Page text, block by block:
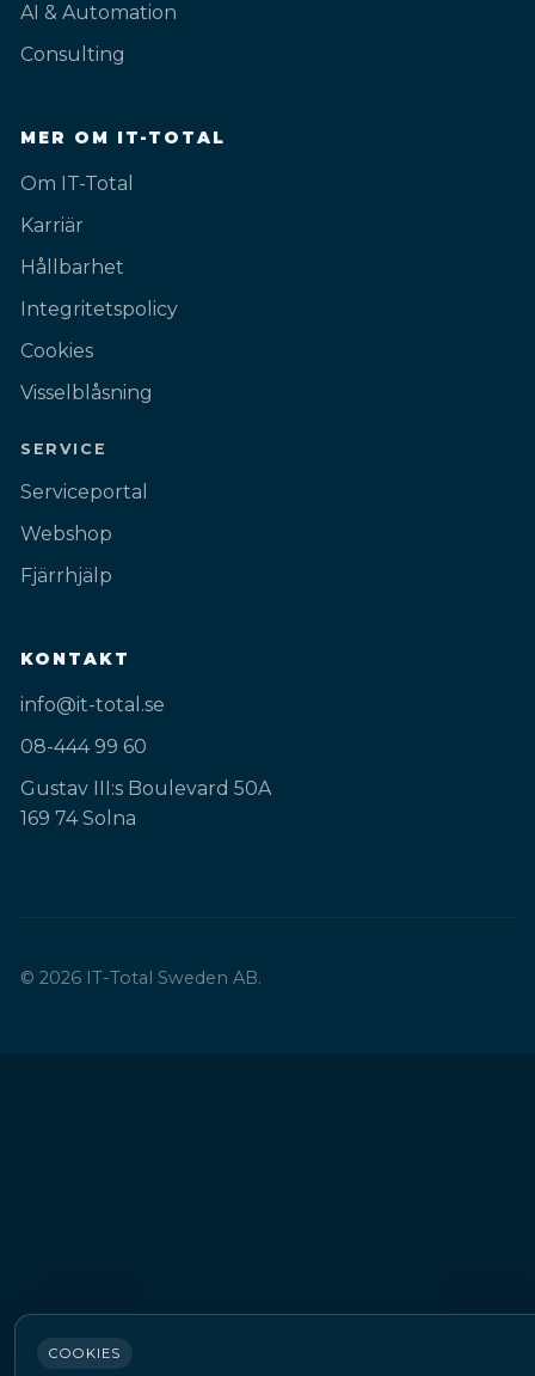
AI & Automation
Consulting
MER OM IT-TOTAL
Om IT-Total
Karriär
Hållbarhet
Integritetspolicy
Cookies
Visselblåsning
SERVICE
Serviceportal
Webshop
Fjärrhjälp
KONTAKT
info@it-total.se
08-444 99 60
Gustav III:s Boulevard 50A
169 74 Solna
© 2026 IT-Total Sweden AB.
COOKIES